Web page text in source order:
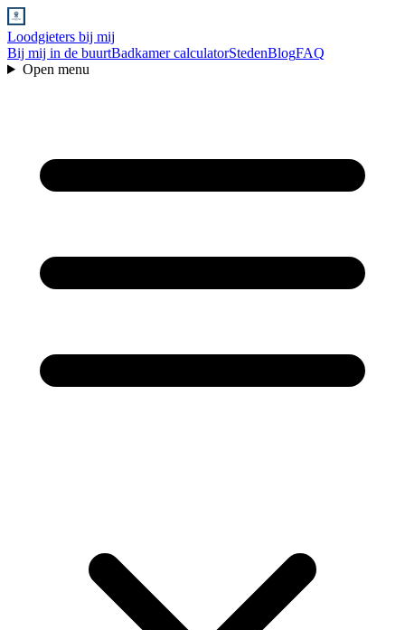
Loodgieters bij mij
Bij mij in de buurtBadkamer calculatorStedenBlogFAQ
Open menu